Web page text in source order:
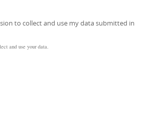
to collect and use my data submitted in
and use your data.